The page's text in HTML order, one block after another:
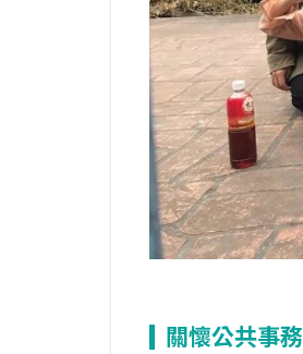
關懷公共事務